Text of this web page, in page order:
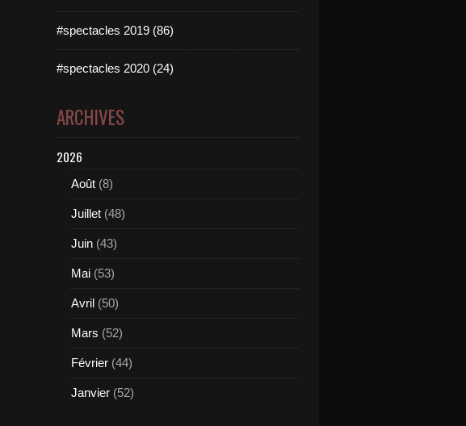
#spectacles 2019 (86)
#spectacles 2020 (24)
ARCHIVES
2026
Août (8)
Juillet (48)
Juin (43)
Mai (53)
Avril (50)
Mars (52)
Février (44)
Janvier (52)